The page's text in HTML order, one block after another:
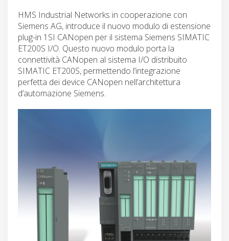
HMS Industrial Networks in cooperazione con
Siemens AG, introduce il nuovo modulo di estensione
plug-in 1SI CANopen per il sistema Siemens SIMATIC
ET200S I/O. Questo nuovo modulo porta la
connettività CANopen al sistema I/O distribuito
SIMATIC ET200S, permettendo l’integrazione
perfetta dei device CANopen nell’architettura
d’automazione Siemens.